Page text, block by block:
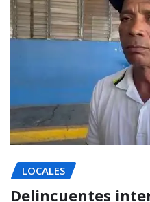
LOCALES
Delincuentes